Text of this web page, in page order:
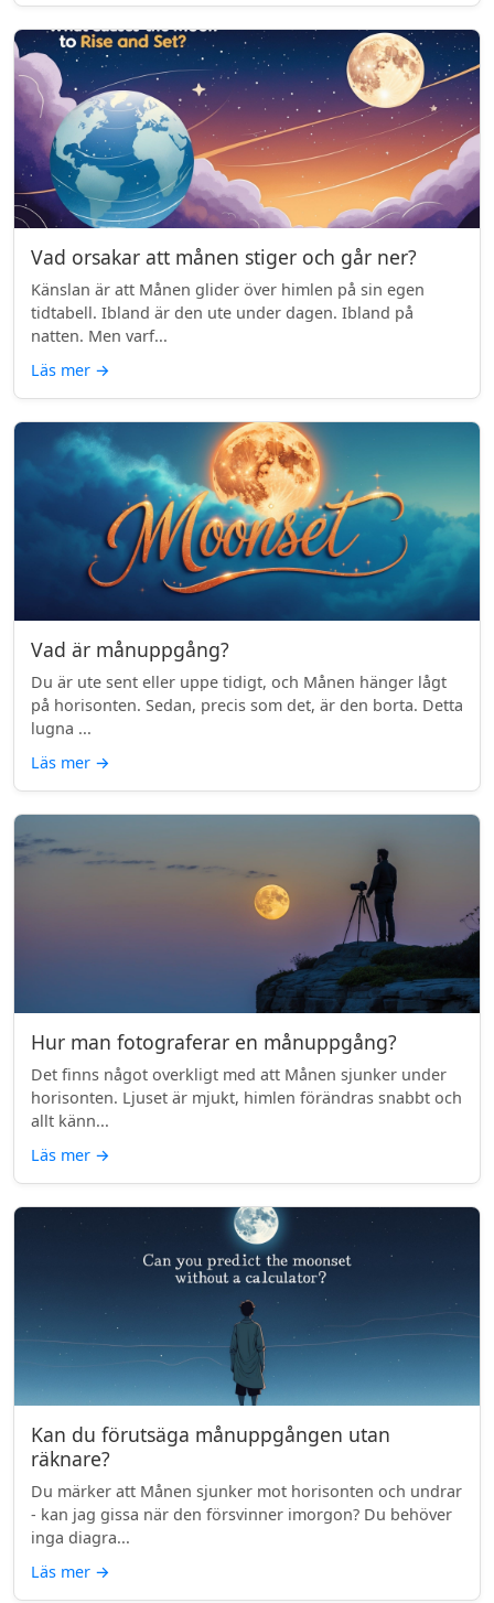
Vad orsakar att månen stiger och går ner?
Känslan är att Månen glider över himlen på sin egen
tidtabell. Ibland är den ute under dagen. Ibland på
natten. Men varf...
Läs mer →
Vad är månuppgång?
Du är ute sent eller uppe tidigt, och Månen hänger lågt
på horisonten. Sedan, precis som det, är den borta. Detta
lugna ...
Läs mer →
Hur man fotograferar en månuppgång?
Det finns något overkligt med att Månen sjunker under
horisonten. Ljuset är mjukt, himlen förändras snabbt och
allt känn...
Läs mer →
Kan du förutsäga månuppgången utan
räknare?
Du märker att Månen sjunker mot horisonten och undrar
- kan jag gissa när den försvinner imorgon? Du behöver
inga diagra...
Läs mer →